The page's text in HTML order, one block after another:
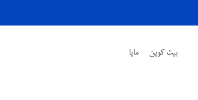
بیت کوین مایا